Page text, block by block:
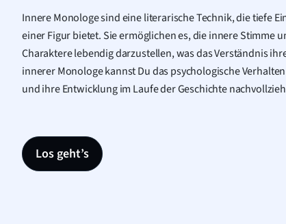
Innere Monologe sind eine literarische Technik, die tiefe
einer Figur bietet. Sie ermöglichen es, die innere Stimme
Charaktere lebendig darzustellen, was das Verständnis
innerer Monologe kannst Du das psychologische
und ihre Entwicklung im Laufe der Geschichte
Los geht’s